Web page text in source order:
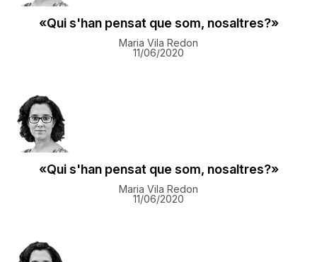
«Qui s'han pensat que som, nosaltres?»
Maria Vila Redon
11/06/2020
«Qui s'han pensat que som, nosaltres?»
Maria Vila Redon
11/06/2020